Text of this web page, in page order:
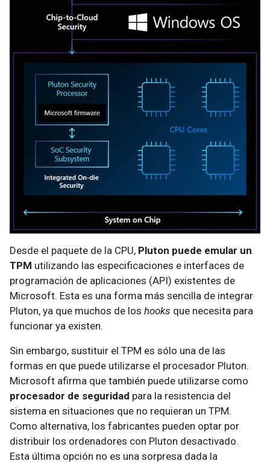
Desde el paquete de la CPU, Pluton puede emular un
TPM utilizando las especificaciones e interfaces de
programación de aplicaciones (API) existentes de
Microsoft. Esta es una forma más sencilla de integrar
Pluton, ya que muchos de los hooks que necesita para
funcionar ya existen.
Sin embargo, sustituir el TPM es sólo una de las
formas en que puede utilizarse el procesador Pluton.
Microsoft afirma que también puede utilizarse como
procesador de seguridad para la resistencia del
sistema en situaciones que no requieran un TPM.
Como alternativa, los fabricantes pueden optar por
distribuir los ordenadores con Pluton desactivado.
Esta última opción no es una sorpresa dada la